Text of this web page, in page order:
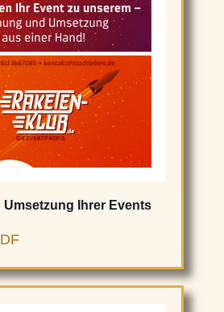
Umsetzung Ihrer Events